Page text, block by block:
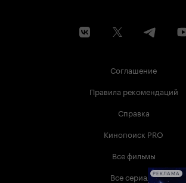
Соглашение
Правила рекомендаций
Справка
Кинопоиск PRO
Все фильмы
Все сериалыРЕКЛАМА